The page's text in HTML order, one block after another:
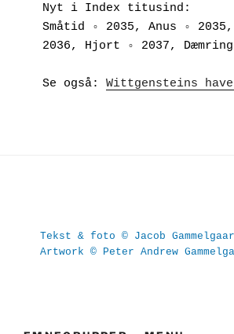
Nyt i Index titusind:
Småtid ◦ 2035, Anus ◦
2036, Hjort ◦ 2037,
Se også: Wittgensteins
Tekst & foto © Jacob
Artwork © Peter Andrew